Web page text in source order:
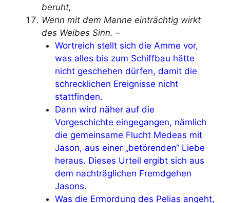
beruht,
Wenn mit dem Manne einträchtig wirkt
des Weibes Sinn. –
Wortreich stellt sich die Amme vor,
was alles bis zum Schiffbau hätte
nicht geschehen dürfen, damit die
schrecklichen Ereignisse nicht
stattfinden.
Dann wird näher auf die
Vorgeschichte eingegangen, nämlich
die gemeinsame Flucht Medeas mit
Jason, aus einer „betörenden“ Liebe
heraus. Dieses Urteil ergibt sich aus
dem nachträglichen Fremdgehen
Jasons.
Was die Ermordung des Pelias angeht,